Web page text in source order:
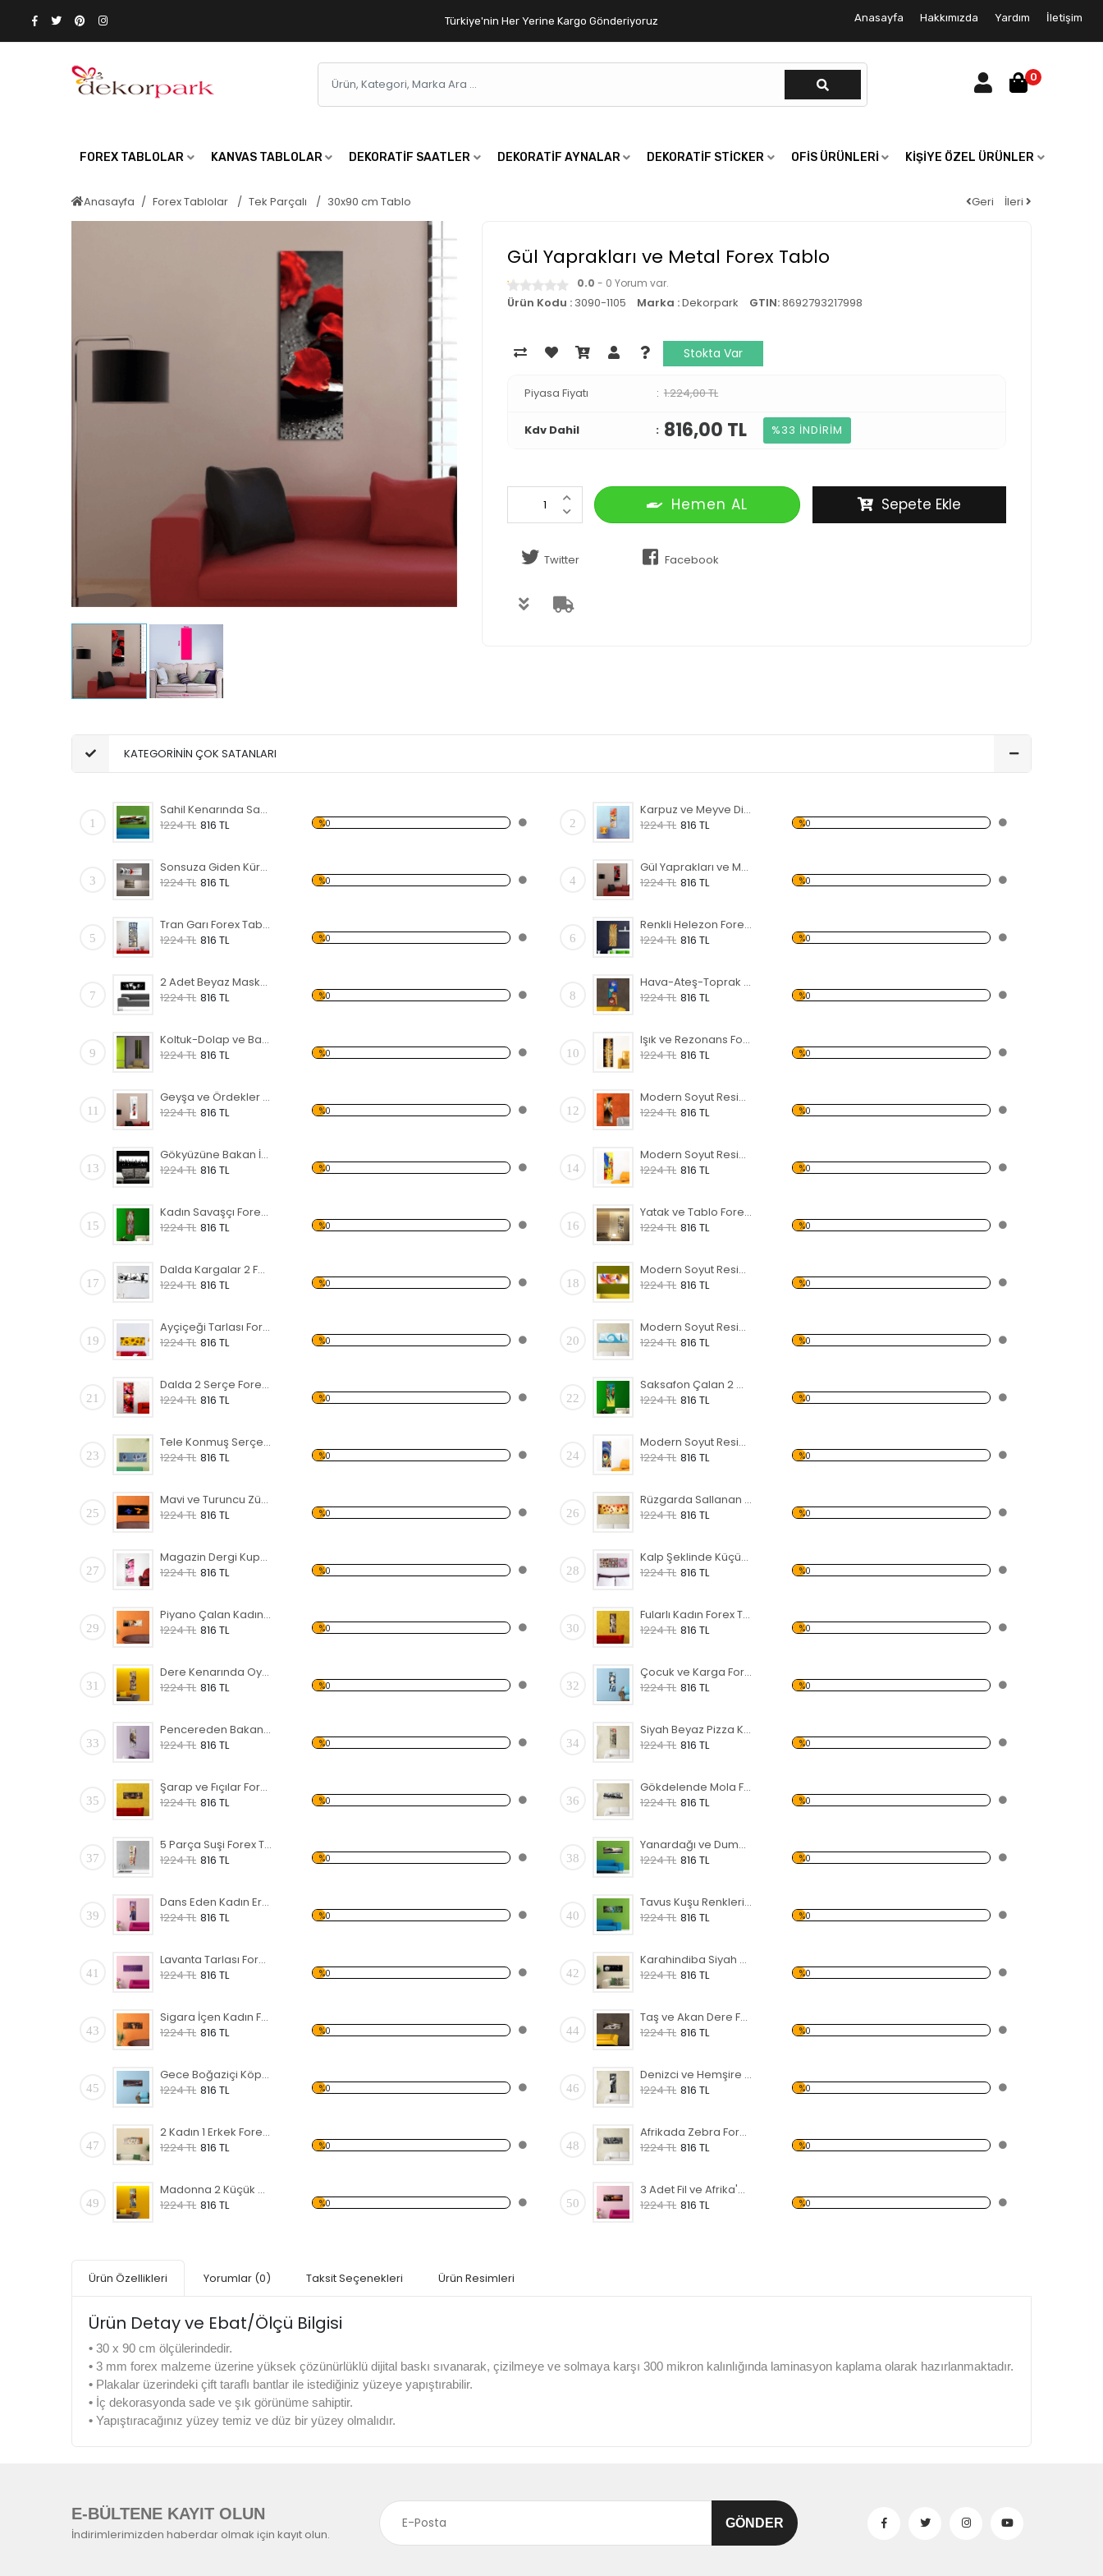
Türkiye'nin Her Yerine Kargo Gönderiyoruz Anasayfa Hakkımızda Yardım İletişim
0
FOREX TABLOLAR KANVAS TABLOLAR DEKORATIF SAATLER DEKORATIF AYNALAR DEKORATIF STICKER OFIS ÜRÜNLERI KIŞIYE ÖZEL ÜRÜNLER
Anasayfa Forex Tablolar Tek Parçalı 30x90 cm Tablo Geri İleri
Gül Yaprakları ve Metal Forex Tablo
0.0 - 0 Yorum var.
Ürün Kodu : 3090-1105 Marka :Dekorpark GTIN:8692793217998
Stokta Var
Piyasa Fiyatı 1.224,00 TL
Kdv Dahil 816,00 TL %33 İNDİRİM
Hemen AL Sepete Ekle
Twitter Facebook
KATEGORİNİN ÇOK SATANLARI
1
Sahil Kenarında Sandal Forex Tablo
1224 TL 816 TL %0 2
Karpuz ve Meyve Dilimleri Forex Tablo
1224 TL 816 TL %0
3
Sonsuza Giden Küreler Forex Tablo
1224 TL 816 TL %0 4
Gül Yaprakları ve Metal Forex Tablo
1224 TL 816 TL %0
5
Tran Garı Forex Tablo
1224 TL 816 TL %0 6
Renkli Helezon Forex Tablo
1224 TL 816 TL %0
7
2 Adet Beyaz Maske Forex Tablo
1224 TL 816 TL %0 8
Hava-Ateş-Toprak Su Forex Tablo
1224 TL 816 TL %0
9
Koltuk-Dolap ve Bambu Forex Tablo
1224 TL 816 TL %0 10
Işık ve Rezonans Forex Tablo
1224 TL 816 TL %0
11
Geyşa ve Ördekler Forex Tablo
1224 TL 816 TL %0 12
Modern Soyut Resim 3 Forex Tablo
1224 TL 816 TL %0
13
Gökyüzüne Bakan İnsanlar Forex Tablo
1224 TL 816 TL %0 14
Modern Soyut Resim Evler Forex Tablo
1224 TL 816 TL %0
15
Kadın Savaşçı Forex Tablo
1224 TL 816 TL %0 16
Yatak ve Tablo Forex Tablo
1224 TL 816 TL %0
17
Dalda Kargalar 2 Forex Tablo
1224 TL 816 TL %0 18
Modern Soyut Resim 5 Forex Tablo
1224 TL 816 TL %0
19
Ayçiçeği Tarlası Forex Tablo
1224 TL 816 TL %0 20
Modern Soyut Resim Deniz Feneri Forex Tablo
1224 TL 816 TL %0
21
Dalda 2 Serçe Forex Tablo
1224 TL 816 TL %0 22
Saksafon Çalan 2 Müzisyen Forex Tablo
1224 TL 816 TL %0
23
Tele Konmuş Serçeler Forex Tablo
1224 TL 816 TL %0 24
Modern Soyut Resim 4 Forex Tablo
1224 TL 816 TL %0
25
Mavi ve Turuncu Zümrüdü Anka Forex Tablo
1224 TL 816 TL %0 26
Rüzgarda Sallanan Gelincikler Forex Tablo
1224 TL 816 TL %0
27
Magazin Dergi Kupürü Forex Tablo
1224 TL 816 TL %0 28
Kalp Şeklinde Küçük Resimler Forex Tablo
1224 TL 816 TL %0
29
Piyano Çalan Kadın Forex Tablo
1224 TL 816 TL %0 30
Fularlı Kadın Forex Tablo
1224 TL 816 TL %0
31
Dere Kenarında Oynayan Çocuklar Forex Tablo
1224 TL 816 TL %0 32
Çocuk ve Karga Forex Tablo
1224 TL 816 TL %0
33
Pencereden Bakan Kadın Forex Tablo
1224 TL 816 TL %0 34
Siyah Beyaz Pizza Kulesi Forex Tablo
1224 TL 816 TL %0
35
Şarap ve Fıçılar Forex Tablo
1224 TL 816 TL %0 36
Gökdelende Mola Forex Tablo
1224 TL 816 TL %0
37
5 Parça Suşi Forex Tablo
1224 TL 816 TL %0 38
Yanardağı ve Dumanı Forex Tablo
1224 TL 816 TL %0
39
Dans Eden Kadın Erkek Forex Tablo
1224 TL 816 TL %0 40
Tavus Kuşu Renkleri Forex Tablo
1224 TL 816 TL %0
41
Lavanta Tarlası Forex Tablo
1224 TL 816 TL %0 42
Karahindiba Siyah Zemin Forex Tablo
1224 TL 816 TL %0
43
Sigara İçen Kadın Forex Tablo
1224 TL 816 TL %0 44
Taş ve Akan Dere Forex Tablo
1224 TL 816 TL %0
45
Gece Boğaziçi Köprüsü Forex Tablo
1224 TL 816 TL %0 46
Denizci ve Hemşire Forex Tablo
1224 TL 816 TL %0
47
2 Kadın 1 Erkek Forex Tablo
1224 TL 816 TL %0 48
Afrikada Zebra Forex Tablo
1224 TL 816 TL %0
49
Madonna 2 Küçük Çocuk Forex Tablo
1224 TL 816 TL %0 50
3 Adet Fil ve Afrika'da Gün Batımı Forex Tablo
1224 TL 816 TL %0
Ürün Özellikleri Yorumlar (0) Taksit Seçenekleri Ürün Resimleri
Ürün Detay ve Ebat/Ölçü Bilgisi
• 30 x 90 cm ölçülerindedir.
• 3 mm forex malzeme üzerine yüksek çözünürlüklü dijital baskı sıvanarak, çizilmeye ve solmaya karşı 300 mikron kalınlığında laminasyon kaplama olarak hazırlanmaktadır.
• Plakalar üzerindeki çift taraflı bantlar ile istediğiniz yüzeye yapıştırabilir.
• İç dekorasyonda sade ve şık görünüme sahiptir.
• Yapıştıracağınız yüzey temiz ve düz bir yüzey olmalıdır.
E-BÜLTENE KAYIT OLUN
İndirimlerimizden haberdar olmak için kayıt olun.